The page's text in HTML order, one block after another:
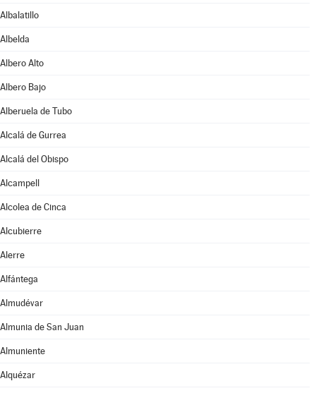
Albalatillo
Albelda
Albero Alto
Albero Bajo
Alberuela de Tubo
Alcalá de Gurrea
Alcalá del Obispo
Alcampell
Alcolea de Cinca
Alcubierre
Alerre
Alfántega
Almudévar
Almunia de San Juan
Almuniente
Alquézar